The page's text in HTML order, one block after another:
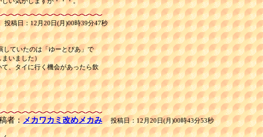
投稿日：12月20日(月)00時39分47秒
していたのは「ゆーとぴあ」で
いました）
、タイに行く機会があったら飲
者：メカワカミ改めメカみ 投稿日：12月20日(月)00時43分53秒